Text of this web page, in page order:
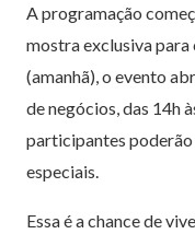
A programação
mostra exclusiva para
(amanhã), o evento
de negócios, das 14h
participantes
especiais.
Essa é a chance de